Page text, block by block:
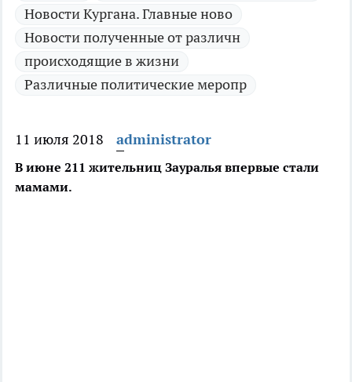
Новости Кургана. Главные ново
Новости полученные от различн
происходящие в жизни
Различные политические меропр
11 июля 2018 administrator
В июне 211 жительниц Зауралья впервые стали
мамами.